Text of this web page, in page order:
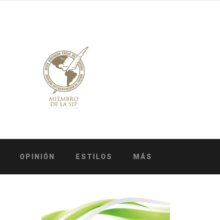
OPINIÓN ESTILOS MÁS